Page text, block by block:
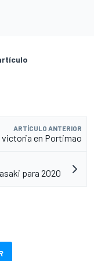
ARTÍCULO ANTERIOR
victoria en Portimao
para 2020